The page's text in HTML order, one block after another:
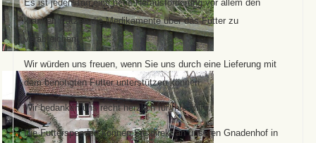
Es ist jeden Tag eine neue Herausforderung vor allem den
kranken Katzen die Medikamente über das Futter zu
verabreichen.
Wir würden uns freuen, wenn Sie uns durch eine Lieferung mit
dem benötigten Futter unterstützen können.
Wir bedanken uns recht herzlich für Ihre Hilfe.
Die Futterspenden können Sie direkt an unseren Gnadenhof in